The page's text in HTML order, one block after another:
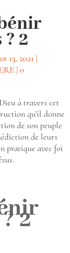
2
13, 2021 |
| 0
à travers cet
qu’il donne
de son peuple
de leurs
pratique avec foi
2